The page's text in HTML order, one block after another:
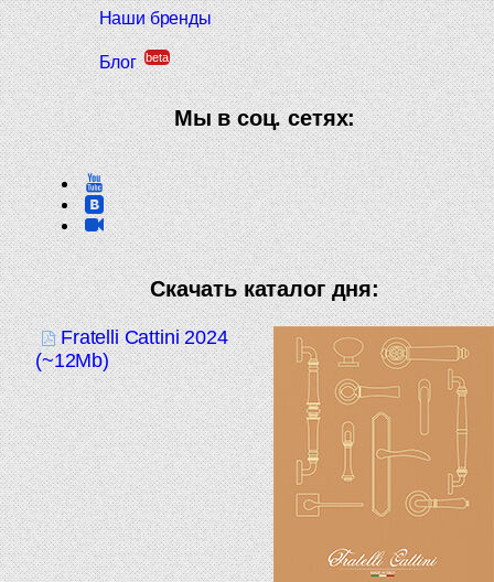
Наши бренды
Блог beta
Мы в соц. сетях:
Скачать каталог дня:
Fratelli Cattini 2024
(~12Mb)